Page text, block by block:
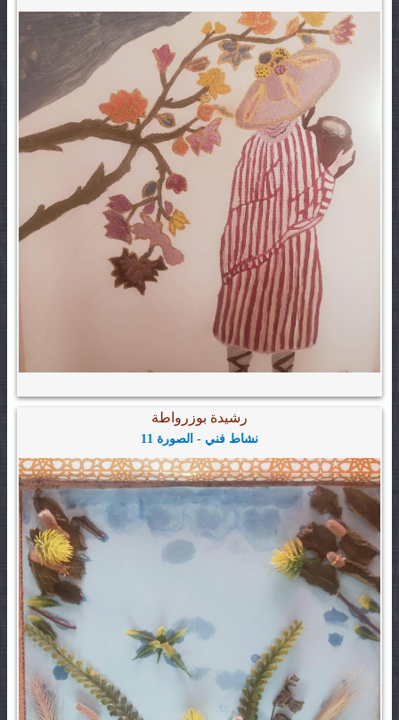
رشيدة بوزرواطة
نشاط فني - الصورة 11